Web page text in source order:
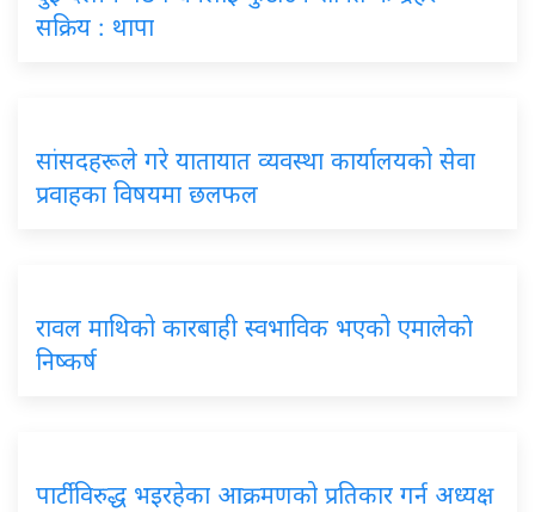
सक्रिय : थापा
सांसदहरूले गरे यातायात व्यवस्था कार्यालयको सेवा
प्रवाहका विषयमा छलफल
रावल माथिको कारबाही स्वभाविक भएको एमालेकाे
निष्कर्ष
पार्टीविरुद्ध भइरहेका आक्रमणको प्रतिकार गर्न अध्यक्ष